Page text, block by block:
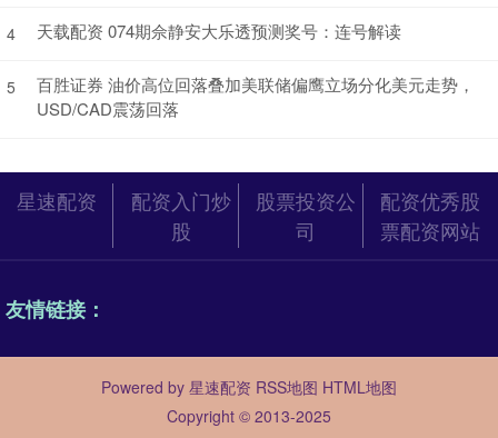
4 天载配资 074期佘静安大乐透预测奖号：连号解读
5
百胜证券 油价高位回落叠加美联储偏鹰立场分化美元走势，
USD/CAD震荡回落
星速配资
配资入门炒
股
股票投资公
司
配资优秀股
票配资网站
友情链接：
Powered by 星速配资 RSS地图 HTML地图
Copyright © 2013-2025